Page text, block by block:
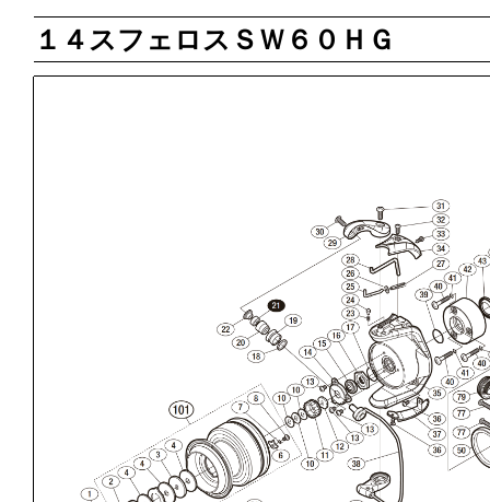
１４スフェロスＳＷ６０ＨＧ